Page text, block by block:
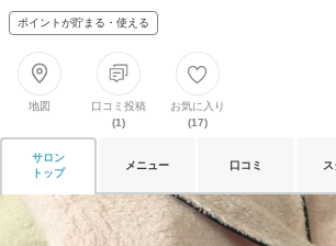
ポイントが貯まる・使える
地図
口コミ投稿
(1)
お気に入り
(17)
サロン
トップ
メニュー 口コミ ス